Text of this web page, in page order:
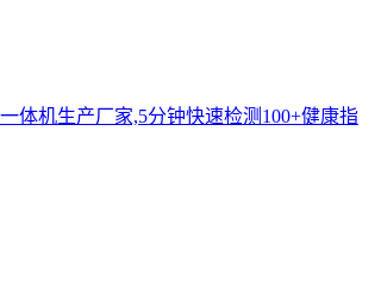
体机生产厂家,5分钟快速检测100+健康指